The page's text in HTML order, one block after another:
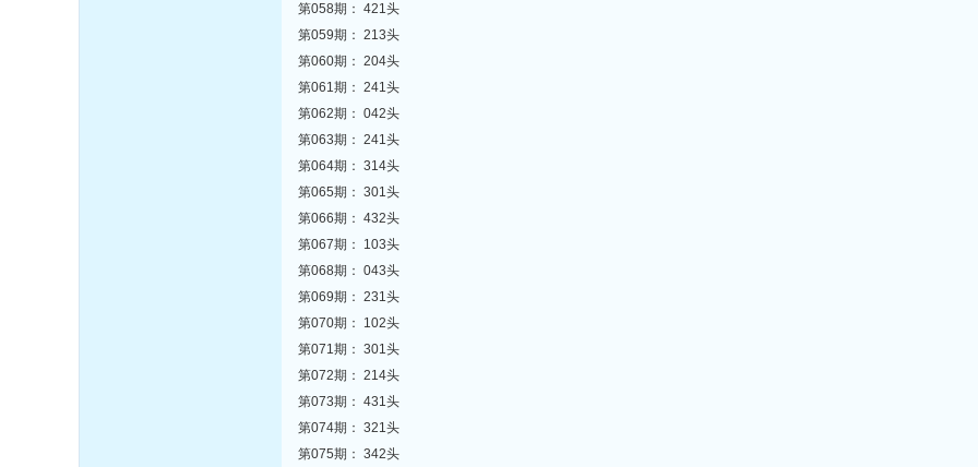
第058期： 421头
第059期： 213头
第060期： 204头
第061期： 241头
第062期： 042头
第063期： 241头
第064期： 314头
第065期： 301头
第066期： 432头
第067期： 103头
第068期： 043头
第069期： 231头
第070期： 102头
第071期： 301头
第072期： 214头
第073期： 431头
第074期： 321头
第075期： 342头